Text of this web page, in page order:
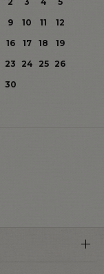
9 10 11
12
16 17 18
19
23 24 25
26
30